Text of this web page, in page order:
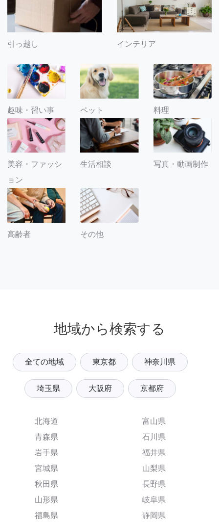
引っ越し インテリア
趣味・習い事 ペット 料理
美容・ファッシ
ョン
生活相談 写真・動画制作
高齢者 その他
地域から検索する
全ての地域 東京都 神奈川県
埼玉県 大阪府 京都府
北海道
青森県
岩手県
宮城県
秋田県
山形県
福島県
富山県
石川県
福井県
山梨県
長野県
岐阜県
静岡県